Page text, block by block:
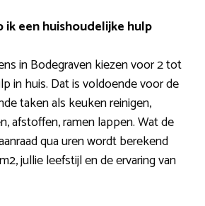
ik een huishoudelijke hulp
in Bodegraven kiezen voor 2 tot
in huis. Dat is voldoende voor de
taken als keuken reinigen,
afstoffen, ramen lappen. Wat de
qua uren wordt berekend
jullie leefstijl en de ervaring van